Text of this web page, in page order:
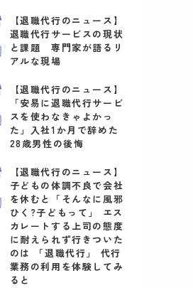
【退職代行のニュース】
退職代行サービスの現状
と課題 専門家が語るリ
アルな現場
【退職代行のニュース】
「安易に退職代行サービ
スを使わなきゃよかっ
た」入社1か月で辞めた
28歳男性の後悔
【退職代行のニュース】
子どもの体調不良で会社
を休むと「そんなに風邪
ひく?子どもって」 エス
カレートする上司の態度
に耐えられず行きついた
のは 「退職代行」 代行
業務の利用を体験してみ
ると